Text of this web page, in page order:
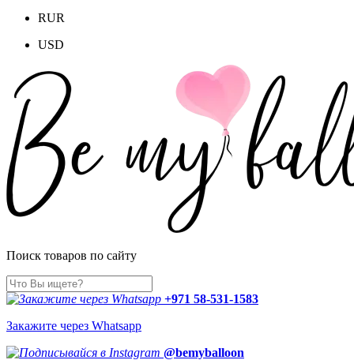
RUR
USD
Поиск товаров по сайту
+971 58-531-1583
Закажите через Whatsapp
@bemyballoon